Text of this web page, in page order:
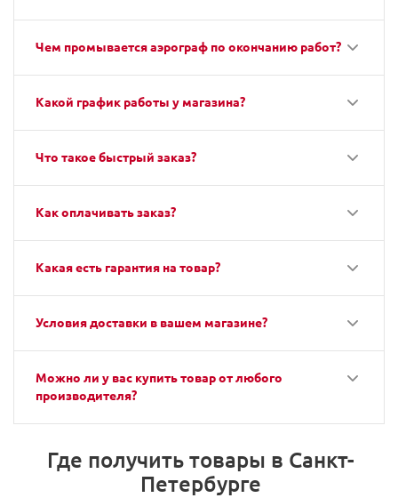
Чем промывается аэрограф по окончанию работ?
Какой график работы у магазина?
Что такое быстрый заказ?
Как оплачивать заказ?
Какая есть гарантия на товар?
Условия доставки в вашем магазине?
Можно ли у вас купить товар от любого
производителя?
Где получить товары в Санкт-
Петербурге